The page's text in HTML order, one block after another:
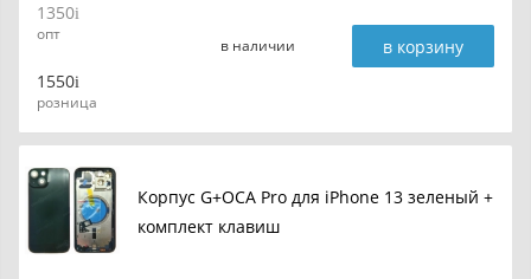
1350
опт
1550
розница
в наличии в корзину
Корпус G+OCA Pro для iPhone 13 зеленый +
комплект клавиш